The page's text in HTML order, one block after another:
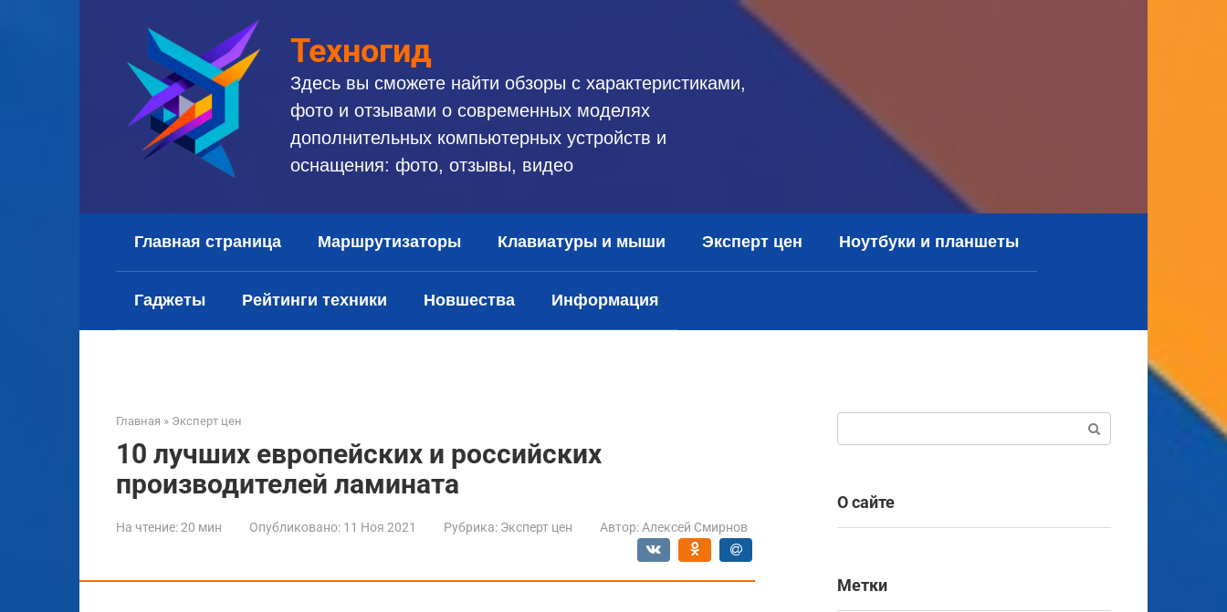
Техногид
Здесь вы сможете найти обзоры с характеристиками,
фото и отзывами о современных моделях
дополнительных компьютерных устройств и
оснащения: фото, отзывы, видео
Главная страница Маршрутизаторы Клавиатуры и мыши Эксперт цен Ноутбуки и планшеты
Гаджеты Рейтинги техники Новшества Информация
Главная » Эксперт цен
10 лучших европейских и российских
производителей ламината
На чтение:20 мин Опубликовано: 11 Ноя 2021 Рубрика: Эксперт цен Автор: Алексей Смирнов
О сайте
Метки